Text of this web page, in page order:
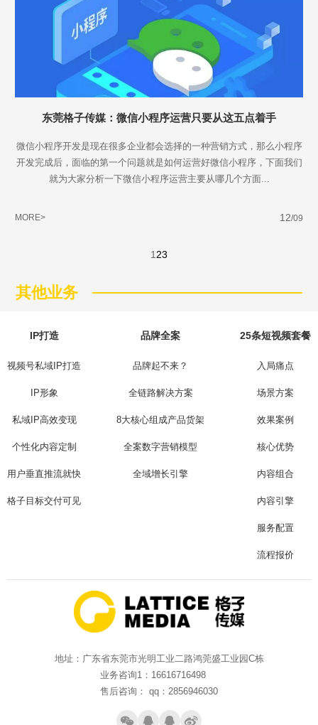
东莞格子传媒：微信小程序运营只要从这五点着手
微信小程序开发是现在很多企业都会选择的一种营销方式，那么小程序
开发完成后，面临的第一个问题就是如何运营好微信小程序，下面我们
就为大家分析一下微信小程序运营主要从哪几个方面...
MORE> 12/09
1 23
其他业务
IP打造
视频号私域IP打造
IP形象
私域IP高效变现
个性化内容定制
用户垂直推流就快
格子目标交付可见
品牌全案
品牌起不来？
全链路解决方案
8大核心组成产品货架
全案数字营销模型
全域增长引擎
25条短视频套餐
入局痛点
场景方案
效果案例
核心优势
内容组合
内容引擎
服务配置
流程报价
地址：广东省东莞市光明工业二路鸿莞盛工业园C栋
业务咨询1：16616716498
售后咨询： qq：2856946030